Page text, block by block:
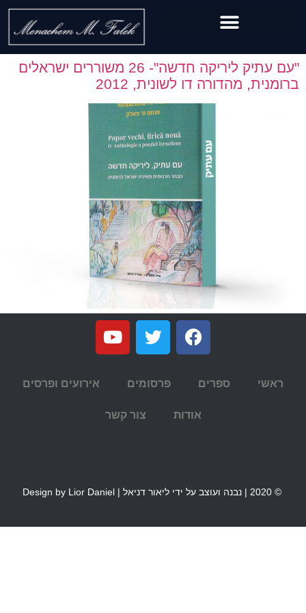
"עם עתיק ליריקה חדשה"- 26 משוררים ישראלים
ברומנית, מהדורה דו לשונית, 2012
ראשי ספרים פרסומים אירועים ופרסים
אודות צור קשר
© 2020 | נבנה ועוצב על ידי ליאור דניאל | Design by Lior Daniel